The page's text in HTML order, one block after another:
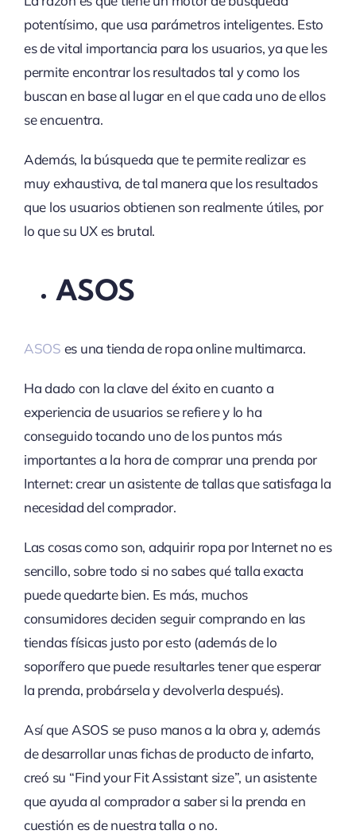
potentísimo, que usa parámetros inteligentes. Esto
es de vital importancia para los usuarios, ya que les
permite encontrar los resultados tal y como los
buscan en base al lugar en el que cada uno de ellos
se encuentra.
Además, la búsqueda que te permite realizar es
muy exhaustiva, de tal manera que los resultados
que los usuarios obtienen son realmente útiles, por
lo que su UX es brutal.
ASOS
ASOS es una tienda de ropa online multimarca.
Ha dado con la clave del éxito en cuanto a
experiencia de usuarios se refiere y lo ha
conseguido tocando uno de los puntos más
importantes a la hora de comprar una prenda por
Internet: crear un asistente de tallas que satisfaga la
necesidad del comprador.
Las cosas como son, adquirir ropa por Internet no es
sencillo, sobre todo si no sabes qué talla exacta
puede quedarte bien. Es más, muchos
consumidores deciden seguir comprando en las
tiendas físicas justo por esto (además de lo
soporífero que puede resultarles tener que esperar
la prenda, probársela y devolverla después).
Así que ASOS se puso manos a la obra y, además
de desarrollar unas fichas de producto de infarto,
creó su “Find your Fit Assistant size”, un asistente
que ayuda al comprador a saber si la prenda en
cuestión es de nuestra talla o no.